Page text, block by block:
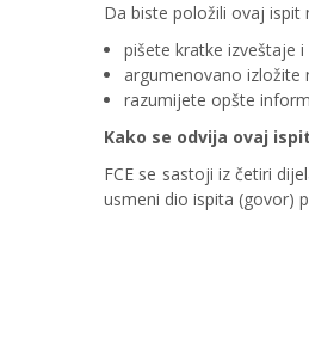
Da biste položili ovaj ispit
pišete kratke izveštaje
argumenovano izložite
razumijete opšte
Kako se odvija ovaj
FCE se sastoji iz četiri
usmeni dio ispita (govor)